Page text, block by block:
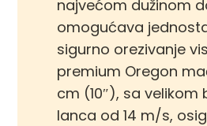
najvećom dužinom
omogućava
sigurno orezivanje
premium Oregon
cm (10″), sa velikom
lanca od 14 m/s,